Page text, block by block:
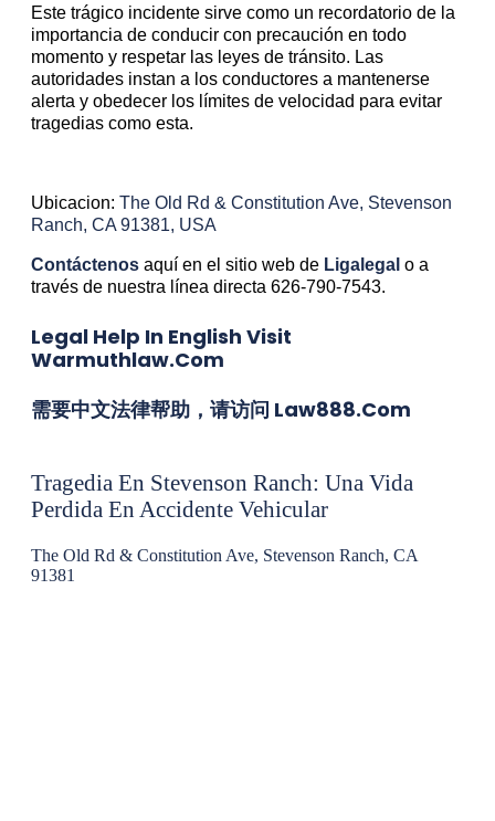
Este trágico incidente sirve como un recordatorio de la
importancia de conducir con precaución en todo
momento y respetar las leyes de tránsito. Las
autoridades instan a los conductores a mantenerse
alerta y obedecer los límites de velocidad para evitar
tragedias como esta.
Ubicacion: The Old Rd & Constitution Ave, Stevenson
Ranch, CA 91381, USA
Contáctenos aquí en el sitio web de Ligalegal o a
través de nuestra línea directa 626-790-7543.
Legal Help In English Visit
Warmuthlaw.com
需要中文法律帮助，请访问 Law888.com
Tragedia En Stevenson Ranch: Una Vida
Perdida En Accidente Vehicular
The Old Rd & Constitution Ave, Stevenson Ranch, CA
91381